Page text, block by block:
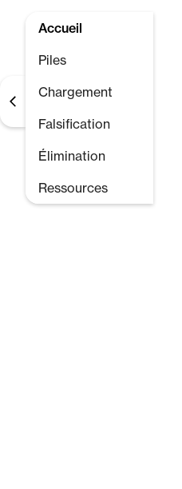
principal
Accueil
Piles
Chargement
Falsification
Élimination
Ressources